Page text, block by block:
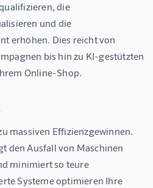
die
und die
erhöhen. Dies reicht von
bis hin zu KI-gestützten
Online-Shop.
massiven Effizienzgewinnen.
den Ausfall von Maschinen
minimiert so teure
Systeme optimieren Ihre